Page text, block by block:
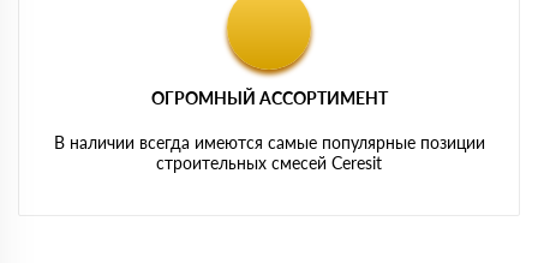
ОГРОМНЫЙ АССОРТИМЕНТ
В наличии всегда имеются самые популярные позиции
строительных смесей Ceresit